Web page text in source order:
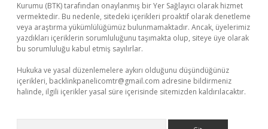
Kurumu (BTK) tarafından onaylanmış bir Yer Sağlayıcı olarak hizmet
vermektedir. Bu nedenle, sitedeki içerikleri proaktif olarak denetleme
veya araştırma yükümlülüğümüz bulunmamaktadır. Ancak, üyelerimiz
yazdıkları içeriklerin sorumluluğunu taşımakta olup, siteye üye olarak
bu sorumluluğu kabul etmiş sayılırlar.
Hukuka ve yasal düzenlemelere aykırı olduğunu düşündüğünüz
içerikleri, backlinkpanelicomtr@gmail.com adresine bildirmeniz
halinde, ilgili içerikler yasal süre içerisinde sitemizden kaldırılacaktır.